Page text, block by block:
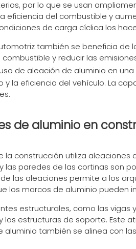
por lo que se usan
eficiencia del combustible y
de carga cíclica los
también se beneficia de
y reducir las
de aleación de aluminio en una
y la eficiencia del vehículo. La
de aluminio en
la construcción utiliza
las paredes de las cortinas son
las aleaciones permite a los
los marcos de aluminio pueden
estructurales, como las
las estructuras de soporte. Este
aluminio también se alinea con